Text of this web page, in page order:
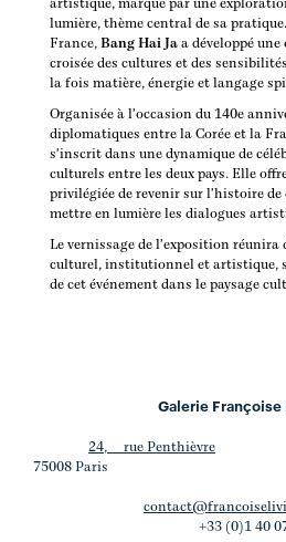
artistique, marqué par une
lumière, thème central de sa
France, Bang Hai Ja a développé
croisée des cultures et des
la fois matière, énergie et langage
Organisée à l'occasion du 140e
diplomatiques entre la Corée et la
s'inscrit dans une dynamique de
culturels entre les deux pays. Elle
privilégiée de revenir sur l'histoire de
mettre en lumière les dialogues
Le vernissage de l'exposition réunira
culturel, institutionnel et artistique,
de cet événement dans le paysage
Galerie
24, rue Penthièvre
75008 Paris
+33 (0)1 40